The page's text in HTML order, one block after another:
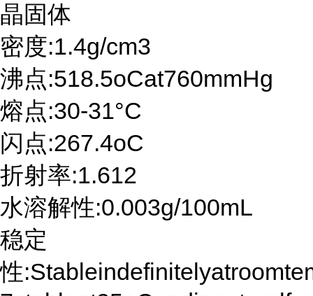
晶固体
密度:1.4g/cm3
沸点:518.5oCat760mmHg
熔点:30-31°C
闪点:267.4oC
折射率:1.612
水溶解性:0.003g/100mL
稳定
性